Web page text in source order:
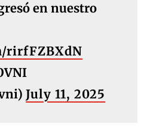
en nuestro
rirfFZBXdN
July 11, 2025